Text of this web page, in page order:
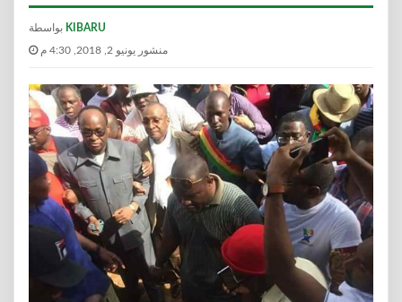
KIBARU
منشور يونيو 2, 2018, 4:30 م